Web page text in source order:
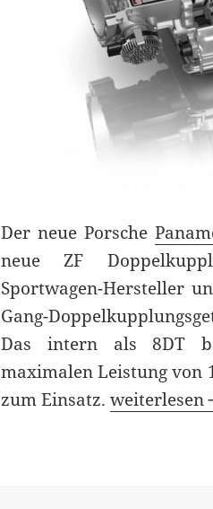
Der neue Porsche
neue ZF
Sportwagen-Hersteller
Gang-
Das intern als 8DT
maximalen Leistung von
zum Einsatz.8-Gang-
weiterlesen